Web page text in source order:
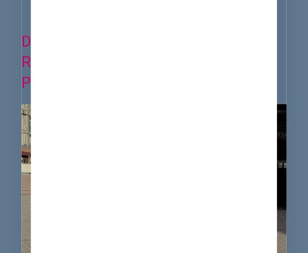
DÉCOUVREZ UNE DE NOS
RÉALISATIONS AVEC CE TYPE DE
PIERRE